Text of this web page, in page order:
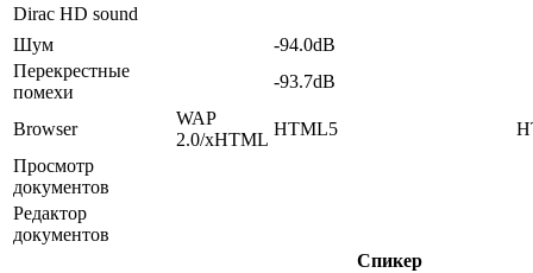
Dirac HD sound
Шум
-94.0dB
Перекрестные
помехи
-93.7dB
Browser
WAP
2.0/xHTML
HTML5
Просмотр
документов
Редактор
документов
Спикер